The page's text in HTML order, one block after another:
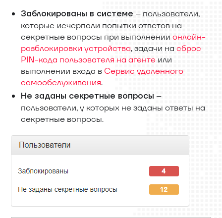
Заблокированы в системе – пользователи,
которые исчерпали попытки ответов на
секретные вопросы при выполнении онлайн-
разблокировки устройства, задачи на сброс
PIN-кода пользователя на агенте или
выполнении входа в Сервис удаленного
самообслуживания.
Не заданы секретные вопросы –
пользователи, у которых не заданы ответы на
секретные вопросы.